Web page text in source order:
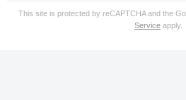
This site is protected by reCAPTCHA and the
Service apply.